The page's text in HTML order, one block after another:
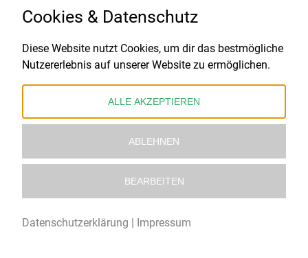
WIDERRUFSBELEHRUNG
IMPRESSUM
Gefördert durch:
Cookies & Datenschutz
Diese Website nutzt Cookies, um dir das bestmögliche
Nutzererlebnis auf unserer Website zu ermöglichen.
ALLE AKZEPTIEREN
ABLEHNEN
BEARBEITEN
Datenschutzerklärung | Impressum